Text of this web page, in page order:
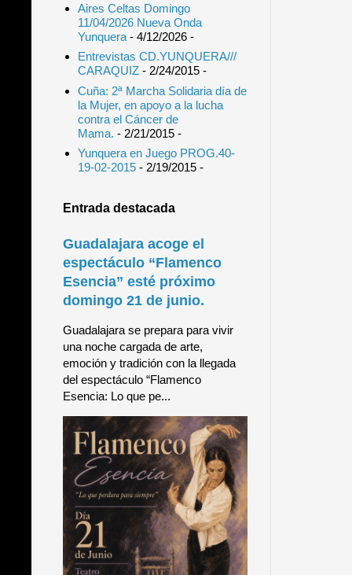
Aires Celtas Domingo
11/04/2026 Nueva Onda
Yunquera- 4/12/2026-
Entrevistas CD.YUNQUERA///
CARAQUIZ- 2/24/2015-
Cuña: 2ª Marcha Solidaria día de
la Mujer, en apoyo a la lucha
contra el Cáncer de
Mama. - 2/21/2015-
Yunquera en Juego PROG.40-
19-02-2015- 2/19/2015-
Entrada destacada
Guadalajara acoge el
espectáculo “Flamenco
Esencia” esté próximo
domingo 21 de junio.
Guadalajara se prepara para vivir
una noche cargada de arte,
emoción y tradición con la llegada
del espectáculo “Flamenco
Esencia: Lo que pe...